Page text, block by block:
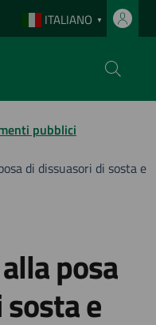
ITALIANO ▼
pubblici
di dissuasori di sosta e
posa
e